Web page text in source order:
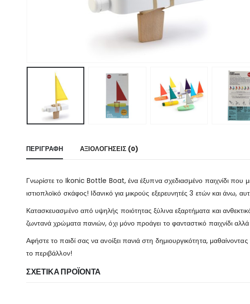
ΠΕΡΙΓΡΑΦΉ ΑΞΙΟΛΟΓΉΣΕΙΣ (0)
Γνωρίστε το Ikonic Bottle Boat, ένα έξυπνα σχεδιασμένο παιχνίδι που
ιστιοπλοϊκό σκάφος! Ιδανικό για μικρούς εξερευνητές 3 ετών και άνω,
Κατασκευασμένο από υψηλής ποιότητας ξύλινα εξαρτήματα και
ζωντανά χρώματα πανιών, όχι μόνο προάγει το φανταστικό παιχνίδι
Αφήστε το παιδί σας να ανοίξει πανιά στη δημιουργικότητα,
το περιβάλλον!
ΣΧΕΤΙΚΆ ΠΡΟΪΌΝΤΑ